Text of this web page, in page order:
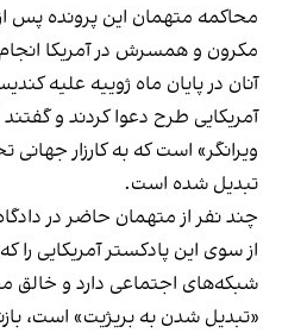
محاکمه متهمان این پرونده پس
مکرون و همسرش در آمریکا
آنان در پایان ماه ژوییه علیه
آمریکایی طرح دعوا کردند و
ویرانگر» است که به کارزار جهانی
تبدیل شده است.
چند نفر از متهمان حاضر در
از سوی این پادکستر آمریکایی را
شبکه‌های اجتماعی دارد و خالق
«تبدیل شدن به بریژیت» است،